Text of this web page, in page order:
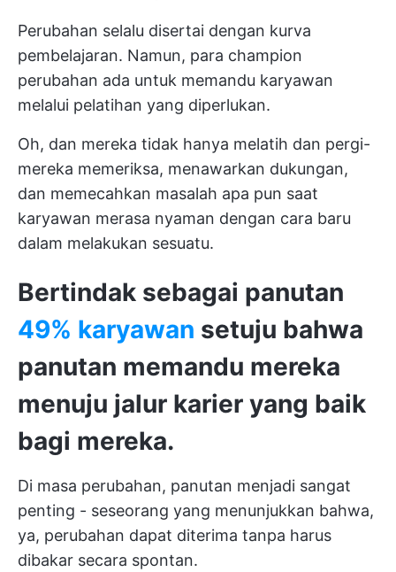
Perubahan selalu disertai dengan kurva
pembelajaran. Namun, para champion
perubahan ada untuk memandu karyawan
melalui pelatihan yang diperlukan.
Oh, dan mereka tidak hanya melatih dan pergi-
mereka memeriksa, menawarkan dukungan,
dan memecahkan masalah apa pun saat
karyawan merasa nyaman dengan cara baru
dalam melakukan sesuatu.
Bertindak sebagai panutan
49% karyawan setuju bahwa
panutan memandu mereka
menuju jalur karier yang baik
bagi mereka.
Di masa perubahan, panutan menjadi sangat
penting - seseorang yang menunjukkan bahwa,
ya, perubahan dapat diterima tanpa harus
dibakar secara spontan.